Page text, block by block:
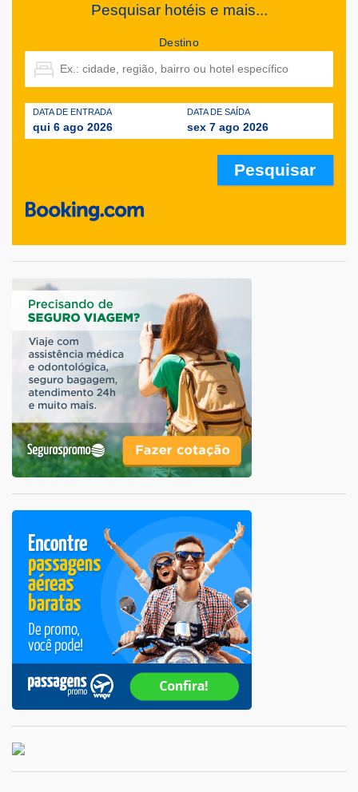
Pesquisar hotéis e mais...
Destino
DATA DE ENTRADA
qui 6 ago 2026
DATA DE SAÍDA
sex 7 ago 2026